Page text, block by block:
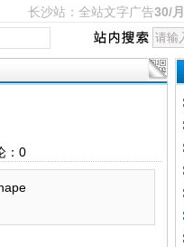
长沙站：全站文字广告30/月
0